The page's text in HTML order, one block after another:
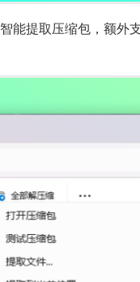
提取压缩包，额外